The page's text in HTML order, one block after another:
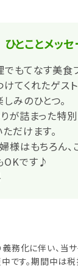
ひとことメッ
もてなす美食
てくれたゲスト
みのひとつ。
が詰まった特
だけます。
様はもちろん、
OKです♪
務化に伴い、当
です。期間中は